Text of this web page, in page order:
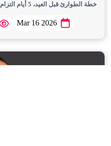
خطة الطوارئ قبل العيد، 5 أيام التزام لنتيجة سحرية
Mar 16 2026